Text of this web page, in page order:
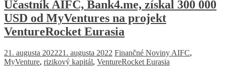
Účastník AIFC, Bank4.me, získal 300 000
USD od MyVentures na projekt
VentureRocket Eurasia
21. augusta 202221. augusta 2022 Finančné Noviny AIFC,
MyVenture, rizikový kapitál, VentureRocket Eurasia